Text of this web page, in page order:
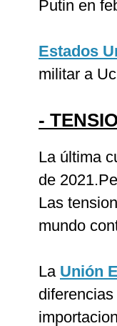
Putin en
Estados
militar a
-
La última
de
Las
mundo
La Unión